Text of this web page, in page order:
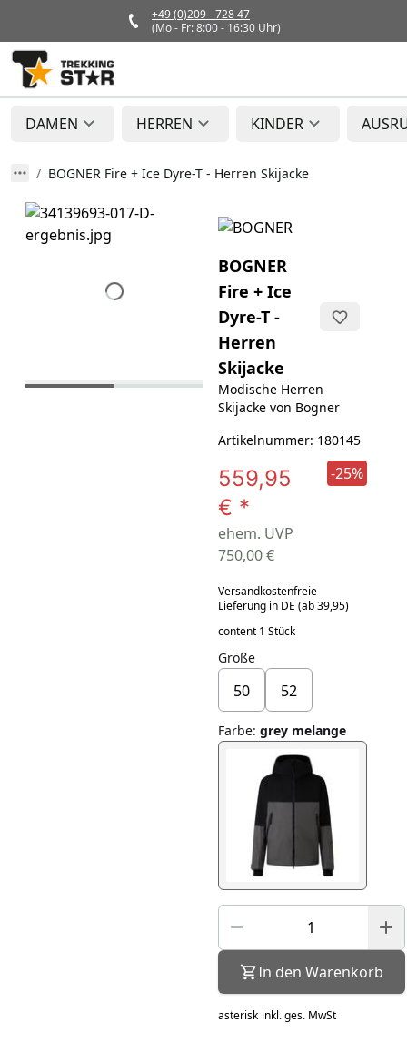
+49 (0)209 - 728 47
(Mo - Fr: 8:00 - 16:30 Uhr)
DAMEN HERREN KINDER
BOGNER Fire + Ice Dyre-T - Herren Skijacke
BOGNER
Fire + Ice
Dyre-T -
Herren
Skijacke
Modische Herren
Skijacke von Bogner
Artikelnummer: 180145
559,95
€ *
ehem. UVP
750,00 €
-25%
Versandkostenfreie
Lieferung in DE (ab 39,95)
content 1 Stück
Größe
50 52
Farbe: grey melange
In den Warenkorb
asterisk inkl. ges. MwSt